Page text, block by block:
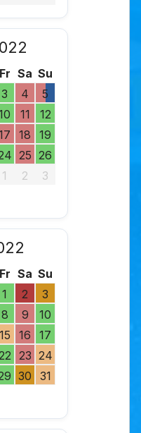
Fr Sa Su
3 4
5
11
12
18
19
25 26
1 2 3
Fr Sa Su
1 2
3
8 9
10
15 16
17
23 24
30 31